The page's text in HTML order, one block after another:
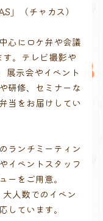
」（チャカス）
心にロケ弁や会議
。テレビ撮影や
展示会やイベント
研修、セミナーな
当をお届けしてい
ランチミーティン
イベントスタッフ
ーをご用意。
人数でのイベン
しています。